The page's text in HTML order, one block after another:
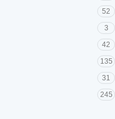
52
3
42
135
31
245